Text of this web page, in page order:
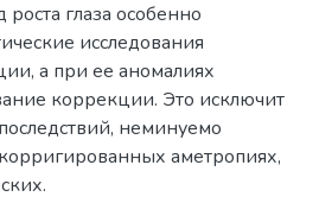
глаза особенно
исследования
а при ее аномалиях
коррекции. Это исключит
неминуемо
аметропиях,